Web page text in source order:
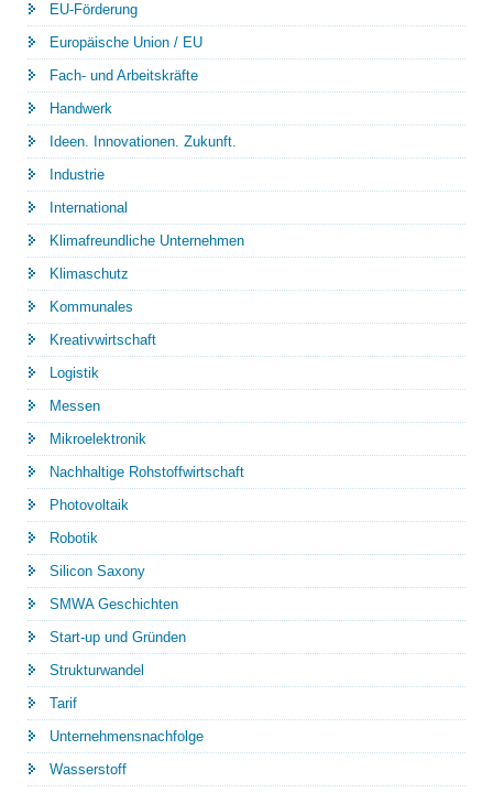
EU-Förderung
Europäische Union / EU
Fach- und Arbeitskräfte
Handwerk
Ideen. Innovationen. Zukunft.
Industrie
International
Klimafreundliche Unternehmen
Klimaschutz
Kommunales
Kreativwirtschaft
Logistik
Messen
Mikroelektronik
Nachhaltige Rohstoffwirtschaft
Photovoltaik
Robotik
Silicon Saxony
SMWA Geschichten
Start-up und Gründen
Strukturwandel
Tarif
Unternehmensnachfolge
Wasserstoff